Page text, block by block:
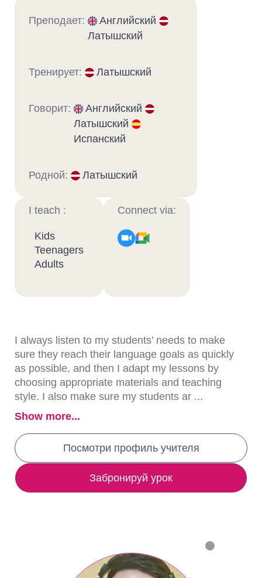
Преподает:
Английский
Латышский
Тренирует: Латышский
Говорит:
Английский
Латышский
Испанский
Родной: Латышский
I teach :
Kids
Teenagers
Adults
Connect via:
I always listen to my students’ needs to make
sure they reach their language goals as quickly
as possible, and then I adapt my lessons by
choosing appropriate materials and teaching
style. I also make sure my students ar ...
Show more...
Посмотри профиль учителя
Забронируй урок